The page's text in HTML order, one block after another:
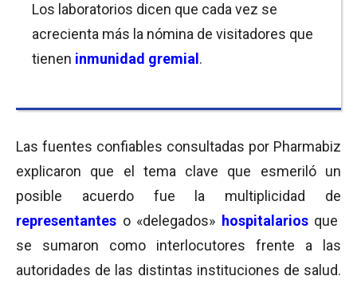
Los laboratorios dicen que cada vez se
acrecienta más la nómina de visitadores que
tienen inmunidad gremial .
Las fuentes confiables consultadas por Pharmabiz
explicaron que el tema clave que esmeriló un
posible acuerdo fue la multiplicidad de
representantes o «delegados» hospitalariosque
se sumaron como interlocutores frente a las
autoridades de las distintas instituciones de salud.